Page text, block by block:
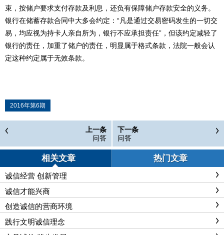
束，按储户要求支付存款及利息，还负有保障储户存款安全的义务。
银行在储蓄存款合同中大多会约定：“凡是通过交易密码发生的一切交
易，均应视为持卡人亲自所为，银行不应承担责任”，但该约定减轻了
银行的责任，加重了储户的责任，明显属于格式条款，法院一般会认
定这种约定属于无效条款。
2016年第6期
上一条
问答
下一条
问答
相关文章 热门文章
诚信经营 创新管理
诚信才能兴商
创造诚信的营商环境
践行文明诚信理念